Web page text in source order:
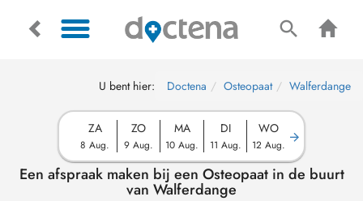
U bent hier: Doctena Osteopaat Walferdange
ZA
8 Aug.
ZO
9 Aug.
MA
10 Aug.
DI
11 Aug.
WO
12 Aug.
Een afspraak maken bij een Osteopaat in de buurt
van Walferdange